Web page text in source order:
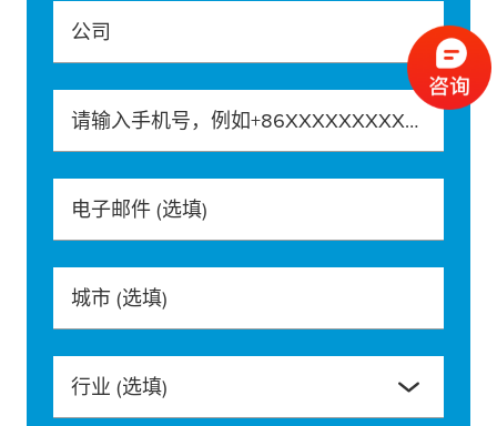
公司
请输入手机号，例如+86XXXXXXXXXXX
电子邮件 (选填)
城市 (选填)
行业 (选填)